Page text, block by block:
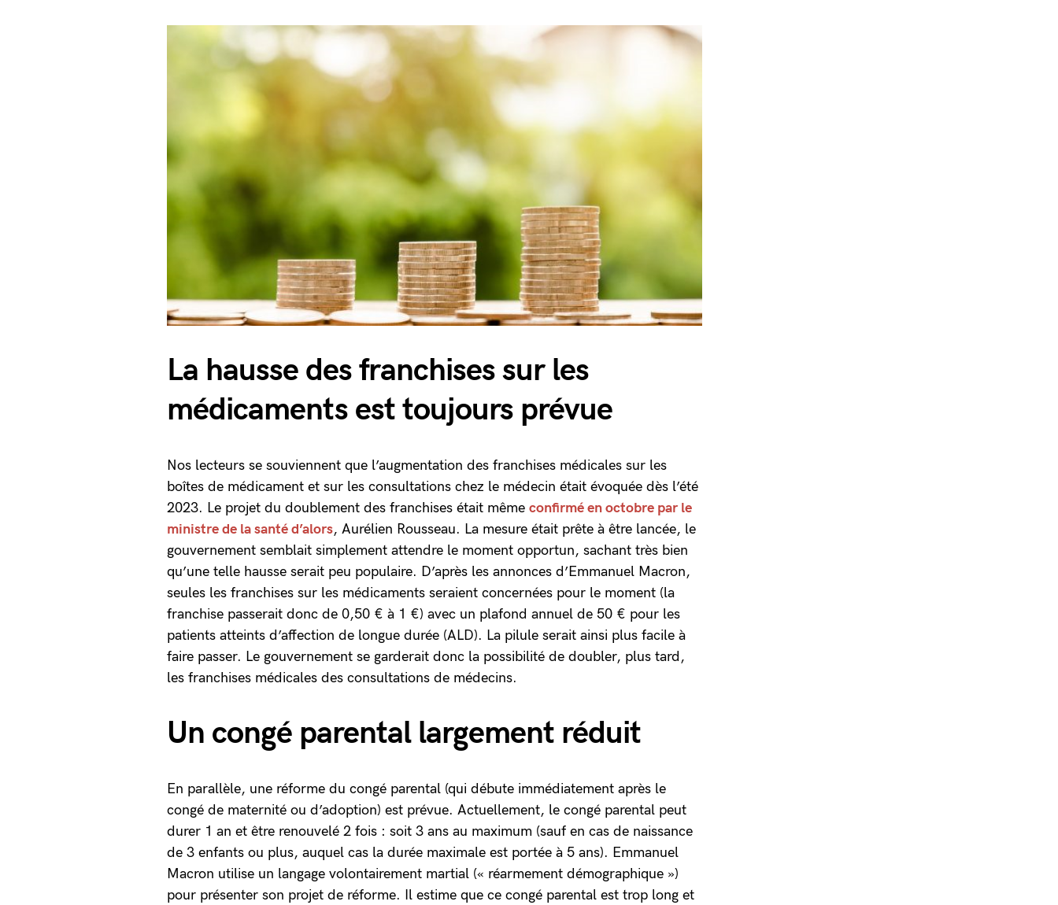
La hausse des franchises sur les
médicaments est toujours prévue
Nos lecteurs se souviennent que l’augmentation des franchises médicales sur les
boîtes de médicament et sur les consultations chez le médecin était évoquée dès l’été
2023. Le projet du doublement des franchises était même confirmé en octobre par le
ministre de la santé d’alors, Aurélien Rousseau. La mesure était prête à être lancée, le
gouvernement semblait simplement attendre le moment opportun, sachant très bien
qu’une telle hausse serait peu populaire. D’après les annonces d’Emmanuel Macron,
seules les franchises sur les médicaments seraient concernées pour le moment (la
franchise passerait donc de 0,50 € à 1 €) avec un plafond annuel de 50 € pour les
patients atteints d’affection de longue durée (ALD). La pilule serait ainsi plus facile à
faire passer. Le gouvernement se garderait donc la possibilité de doubler, plus tard,
les franchises médicales des consultations de médecins.
Un congé parental largement réduit
En parallèle, une réforme du congé parental (qui débute immédiatement après le
congé de maternité ou d’adoption) est prévue. Actuellement, le congé parental peut
durer 1 an et être renouvelé 2 fois : soit 3 ans au maximum (sauf en cas de naissance
de 3 enfants ou plus, auquel cas la durée maximale est portée à 5 ans). Emmanuel
Macron utilise un langage volontairement martial (« réarmement démographique »)
pour présenter son projet de réforme. Il estime que ce congé parental est trop long et